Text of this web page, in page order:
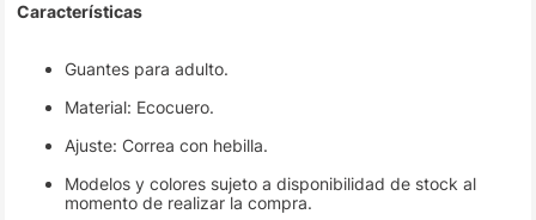
Características
Guantes para adulto.
Material: Ecocuero.
Ajuste: Correa con hebilla.
Modelos y colores sujeto a disponibilidad de stock al
momento de realizar la compra.